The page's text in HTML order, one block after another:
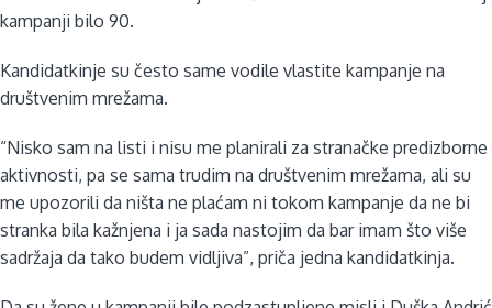
kampanji bilo 90.
Kandidatkinje su često same vodile vlastite kampanje na
društvenim mrežama.
“Nisko sam na listi i nisu me planirali za stranačke predizborne
aktivnosti, pa se sama trudim na društvenim mrežama, ali su
me upozorili da ništa ne plaćam ni tokom kampanje da ne bi
stranka bila kažnjena i ja sada nastojim da bar imam što više
sadržaja da tako budem vidljiva”, priča jedna kandidatkinja.